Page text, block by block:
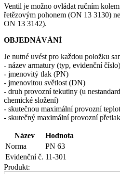
Ventil je možno ovládat ručním
řetězovým pohonem (ON 13 3130)
ON 13 3142).
OBJEDNÁVÁNÍ
Je nutné uvést pro každou položku
- název armatury (typ, evidenční číslo)
- jmenovitý tlak (PN)
- jmenovitou světlost (DN)
- druh provozní tekutiny (u
chemické složení)
- skutečnou maximální provozní
- skutečný maximální provozní
Název
Hodnota
Norma
PN 63
Evidenční č. 11-301
Produkt: